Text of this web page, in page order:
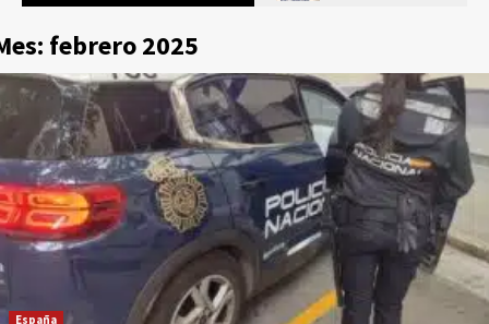
febrero 2025
España